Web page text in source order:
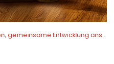
Freundschaft stärken, gemeinsame Entwicklung anstreben – Unser Unternehmen bespricht die Zusammenarbeit mit ausländischen Kunden weiter